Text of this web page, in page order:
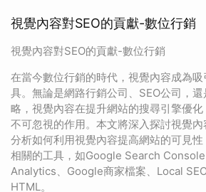
視覺內容對SEO的貢獻-數位行銷
視覺內容對SEO的貢獻-數位行銷
在當今數位行銷的時代，視覺內容成為
具。無論是網路行銷公司、SEO公司，
略，視覺內容在提升網站的搜尋引擎優
不可忽視的作用。本文將深入探討視覺
分析如何利用視覺內容提高網站的可見
相關的工具，如Google Search
Analytics、Google商家檔案、Local
HTML。